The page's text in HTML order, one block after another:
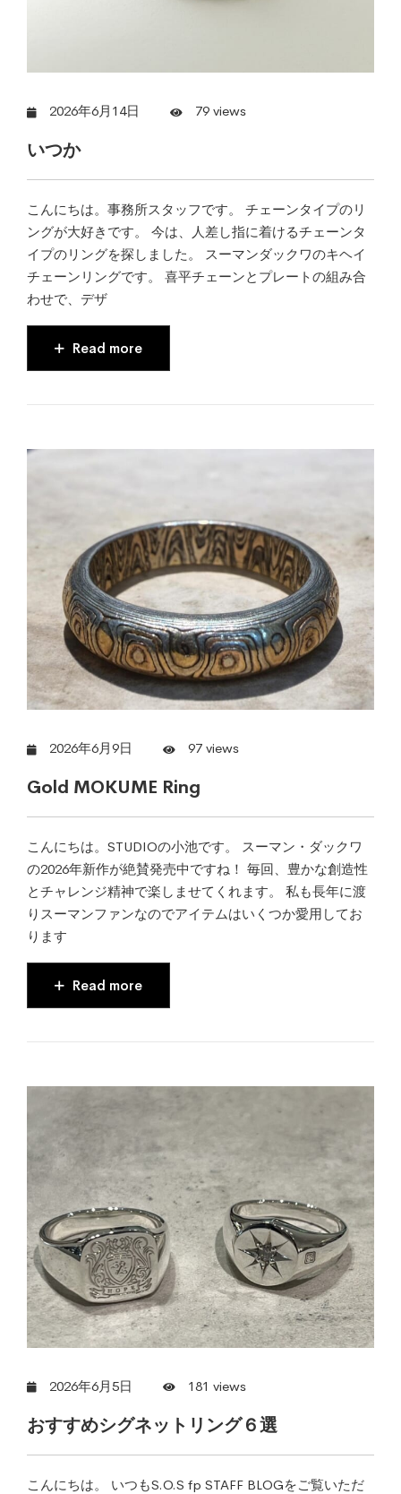
2026年6月14日 79 views
いつか
こんにちは。事務所スタッフです。 チェーンタイプのリ
ングが大好きです。 今は、人差し指に着けるチェーンタ
イプのリングを探しました。 スーマンダックワのキヘイ
チェーンリングです。 喜平チェーンとプレートの組み合
わせで、デザ
Read more
2026年6月9日 97 views
Gold MOKUME Ring
こんにちは。STUDIOの小池です。 スーマン・ダックワ
の2026年新作が絶賛発売中ですね！ 毎回、豊かな創造性
とチャレンジ精神で楽しませてくれます。 私も長年に渡
りスーマンファンなのでアイテムはいくつか愛用してお
ります
Read more
2026年6月5日 181 views
おすすめシグネットリング６選
こんにちは。 いつもS.O.S fp STAFF BLOGをご覧いただ